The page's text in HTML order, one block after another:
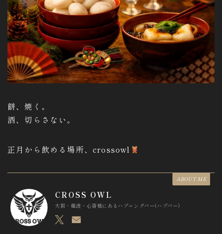
餅、焼く。
酒、切らさない。
正月から飲める場所、crossowl
ABOUT ME
CROSS OWL
大阪・難波・心斎橋にあるハプニングバー(ハプバー)